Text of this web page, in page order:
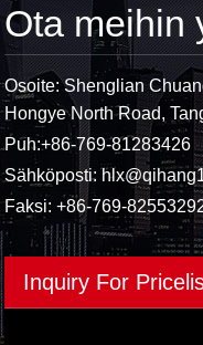
Ota meihin
Osoite: Shenglian
Hongye North Road,
Puh:+86-769-81283426
Sähköposti:
Faksi: +86-769-
Inquiry For